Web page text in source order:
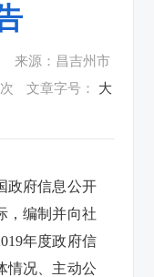
来源：昌吉州市
次 文章字号： 大
政府信息公开
，编制并向社
年度政府信
情况、主动公